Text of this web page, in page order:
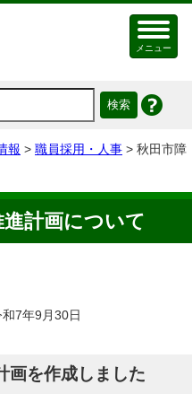
メニュー
報 > 職員採用・人事 > 秋田市障
計画について
7年9月30日
画を作成しました